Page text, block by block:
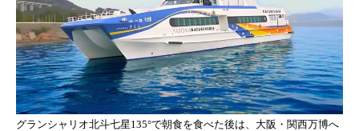
グランシャリオ北斗七星135°で朝食を食べた後は、大阪・関西万博へ